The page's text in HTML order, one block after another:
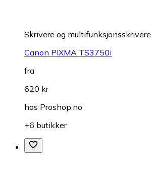
Skrivere og multifunksjonsskrivere
Canon PIXMA TS3750i
fra
620 kr
hos Proshop.no
+6 butikker